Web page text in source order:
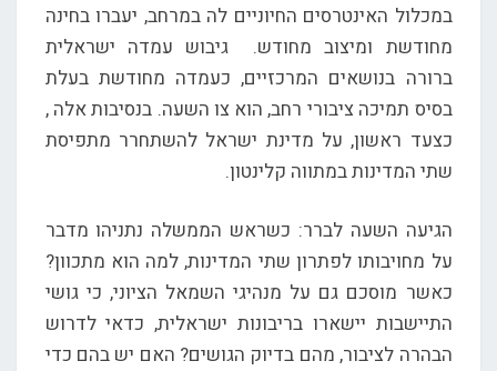
במכלול האינטרסים החיוניים לה במרחב, יעברו בחינה
מחודשת ומיצוב מחודש. גיבוש עמדה ישראלית
ברורה בנושאים המרכזיים, כעמדה מחודשת בעלת
בסיס תמיכה ציבורי רחב, הוא צו השעה. בנסיבות אלה ,
כצעד ראשון, על מדינת ישראל להשתחרר מתפיסת
שתי המדינות במתווה קלינטון.
הגיעה השעה לברר: כשראש הממשלה נתניהו מדבר
על מחויבותו לפתרון שתי המדינות, למה הוא מתכוון?
כאשר מוסכם גם על מנהיגי השמאל הציוני, כי גושי
התיישבות יישארו בריבונות ישראלית, כדאי לדרוש
הבהרה לציבור, מהם בדיוק הגושים? האם יש בהם כדי